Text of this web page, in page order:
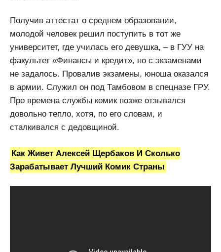
Получив аттестат о среднем образовании,
молодой человек решил поступить в тот же
университет, где училась его девушка, – в ГУУ на
факультет «Финансы и кредит», но с экзаменами
не задалось. Провалив экзамены, юноша оказался
в армии. Служил он под Тамбовом в спецназе ГРУ.
Про времена службы комик позже отзывался
довольно тепло, хотя, по его словам, и
сталкивался с дедовщиной.
Как Живет Алексей Щербаков И Сколько
Зарабатывает Лучший Комик Страны